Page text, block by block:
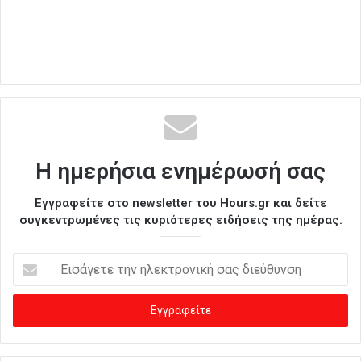
Η ημερήσια ενημέρωσή σας
Εγγραφείτε στο newsletter του Hours.gr και δείτε
συγκεντρωμένες τις κυριότερες ειδήσεις της ημέρας.
σ
γ
ε